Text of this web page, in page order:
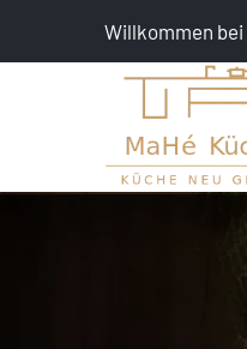
Willkommen bei